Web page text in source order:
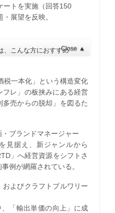
ートを実施（回答150
展望を反映。
、こんな方におすすめClose ▲
税一本化」という構造変化
フレ」の板挟みにある経営
売からの脱却」を図るた
・ブランドマネージャー
見据え、新ジャンルから
」へ経営資源をシフトさ
例が網羅されている。
およびクラフトブルワリー
「輸出単価の向上」に成